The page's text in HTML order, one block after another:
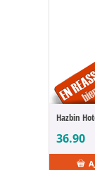
36.90